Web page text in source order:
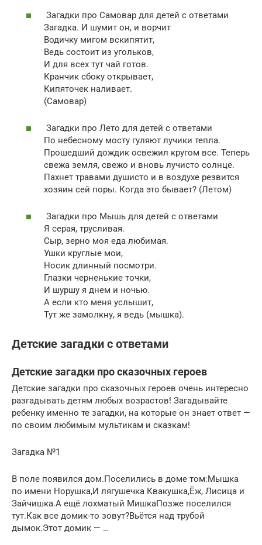
Загадки про Самовар для детей с ответами
Загадка. И шумит он, и ворчит
Водичку мигом вскипятит,
Ведь состоит из угольков,
И для всех тут чай готов.
Кранчик сбоку открывает,
Кипяточек наливает.
(Самовар)
Загадки про Лето для детей с ответами
По небесному мосту гуляют лучики тепла.
Прошедший дождик освежил кругом все. Теперь
свежа земля, свежо и вновь лучисто солнце.
Пахнет травами душисто и в воздухе резвится
хозяин сей поры. Когда это бывает? (Летом)
Загадки про Мышь для детей с ответами
Я серая, трусливая.
Сыр, зерно моя еда любимая.
Ушки круглые мои,
Носик длинный посмотри.
Глазки черненькие точки,
И шуршу я днем и ночью.
А если кто меня услышит,
Тут же замолкну, я ведь (мышка).
Детские загадки с ответами
Детские загадки про сказочных героев
Детские загадки про сказочных героев очень интересно
разгадывать детям любых возрастов! Загадывайте
ребенку именно те загадки, на которые он знает ответ —
по своим любимым мультикам и сказкам!
Загадка №1
В поле появился дом.Поселились в доме том:Мышка
по имени Норушка,И лягушечка Квакушка,Ёж, Лисица и
Зайчишка.А ещё лохматый МишкаПозже поселился
тут.Как все домик-то зовут?Вьётся над трубой
дымок.Этот домик — …